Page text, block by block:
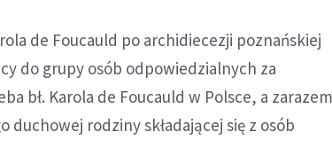
de Foucauld po archidiecezji poznańskiej
do grupy osób odpowiedzialnych za
bł. Karola de Foucauld w Polsce, a zarazem
duchowej rodziny składającej się z osób